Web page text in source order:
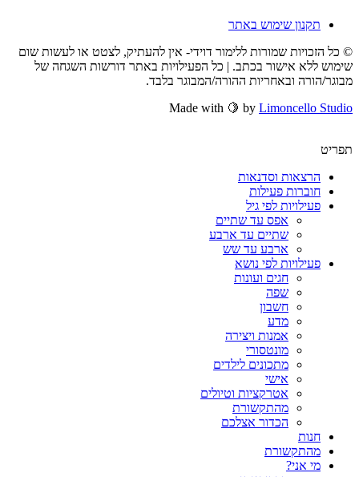
תקנון שימוש באתר
© כל הזכויות שמורות ללימור דוידי- אין להעתיק, לצטט או לעשות שום
שימוש ללא אישור בכתב. | כל הפעילויות באתר דורשות השגחה של
מבוגר/הורה ובאחריות ההורה/המבוגר בלבד.
Made with 🍋 by Limoncello Studio
תפריט
הרצאות וסדנאות
חוברות פעילות
פעילויות לפי גיל
אפס עד שתיים
שתיים עד ארבע
ארבע עד שש
פעילויות לפי נושא
חגים ועונות
שפה
חשבון
מדע
אמנות ויצירה
מונטסורי
מתכונים לילדים
אישי
אטרקציות וטיולים
מהתקשורת
הכדור אצלכם
חנות
מהתקשורת
מי אני?